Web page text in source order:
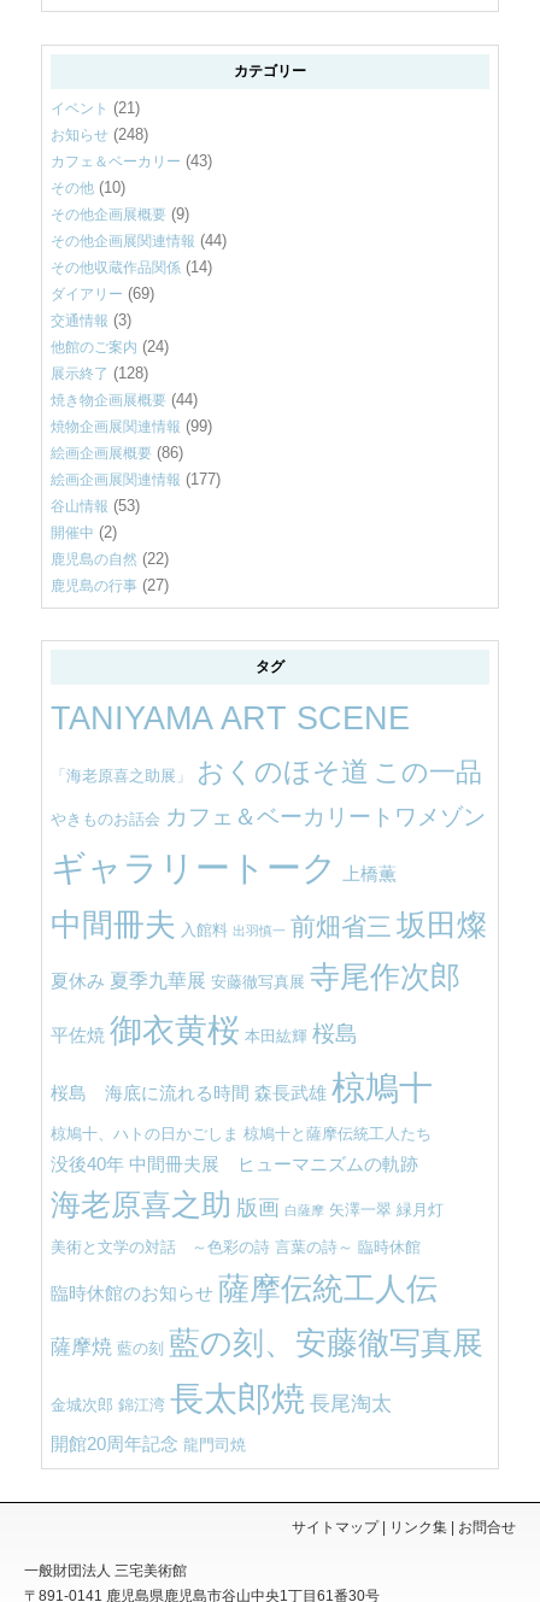
カテゴリー
イベント (21)
お知らせ (248)
カフェ＆ベーカリー (43)
その他 (10)
その他企画展概要 (9)
その他企画展関連情報 (44)
その他収蔵作品関係 (14)
ダイアリー (69)
交通情報 (3)
他館のご案内 (24)
展示終了 (128)
焼き物企画展概要 (44)
焼物企画展関連情報 (99)
絵画企画展概要 (86)
絵画企画展関連情報 (177)
谷山情報 (53)
開催中 (2)
鹿児島の自然 (22)
鹿児島の行事 (27)
タグ
TANIYAMA ART SCENE
「海老原喜之助展」 おくのほそ道 この一品
やきものお話会 カフェ＆ベーカリートワメゾン
ギャラリートーク 上橋薫
中間冊夫 入館料 出羽慎一 前畑省三 坂田燦
夏休み 夏季九華展 安藤徹写真展 寺尾作次郎
平佐焼 御衣黄桜 本田紘輝 桜島
桜島 海底に流れる時間 森長武雄 椋鳩十
椋鳩十、ハトの日かごしま 椋鳩十と薩摩伝統工人たち
没後40年 中間冊夫展 ヒューマニズムの軌跡
海老原喜之助 版画 白薩摩 矢澤一翠 緑月灯
美術と文学の対話 ～色彩の詩 言葉の詩～ 臨時休館
臨時休館のお知らせ 薩摩伝統工人伝
薩摩焼 藍の刻 藍の刻、安藤徹写真展
金城次郎 錦江湾 長太郎焼 長尾淘太
開館20周年記念 龍門司焼
サイトマップ リンク集 お問合せ
一般財団法人 三宅美術館
〒891-0141 鹿児島県 鹿児島市谷山中央1丁目61番30号